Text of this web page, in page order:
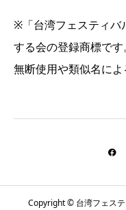
※「台湾フェスティバ
する会の登録商標です。
無断使用や類似名によ
Copyright © 台湾フェス